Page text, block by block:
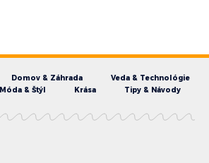
Domov & Záhrada
Veda & Technológie
Móda & Štýl Krása Tipy & Návody